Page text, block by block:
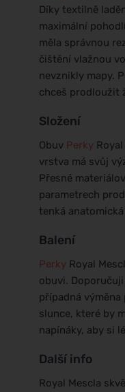
Díky textilně
maximální
měla správnou
čištění vlažnou
nevznikly mapy.
chceš prodloužit
Složení
Obuv Perky
vrstva má svůj
Přesné
parametrech
tenká
Balení
Perky Royal
obuvi.
případná
slunce, které by
napínáky, aby si
Další info
Royal Mescla